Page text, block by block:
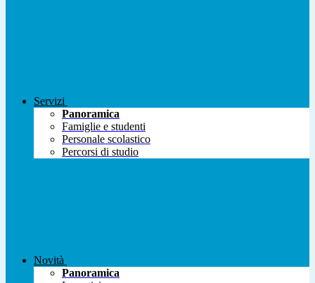
Servizi
Panoramica
Famiglie e studenti
Personale scolastico
Percorsi di studio
Novità
Panoramica